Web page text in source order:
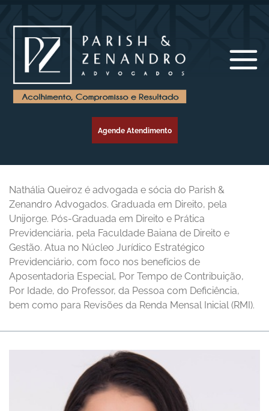
Agende Atendimento
Nathália Queiroz é advogada e sócia do Parish &
Zenandro Advogados. Graduada em Direito, pela
Unijorge. Pós-Graduada em Direito e Prática
Previdenciária, pela Faculdade Baiana de Direito e
Gestão. Atua no Núcleo Jurídico Estratégico
Previdenciário, com foco nos benefícios de
Aposentadoria Especial, Por Tempo de Contribuição,
Por Idade, do Professor, da Pessoa com Deficiência,
bem como para Revisões da Renda Mensal Inicial (RMI).